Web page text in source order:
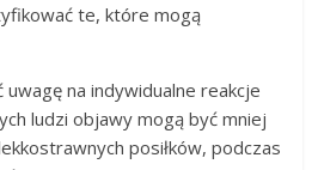
te, które mogą
na indywidualne reakcje
ludzi objawy mogą być mniej
posiłków, podczas